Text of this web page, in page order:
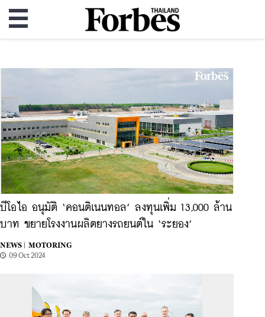
บีโอไอ อนุมัติ ‘คอนติเนนทอล’ ลงทุนเพิ่ม 13,000 ล้าน
บาท ขยายโรงงานผลิตยางรถยนต์ใน ‘ระยอง’
NEWS |
MOTORING
09 Oct 2024